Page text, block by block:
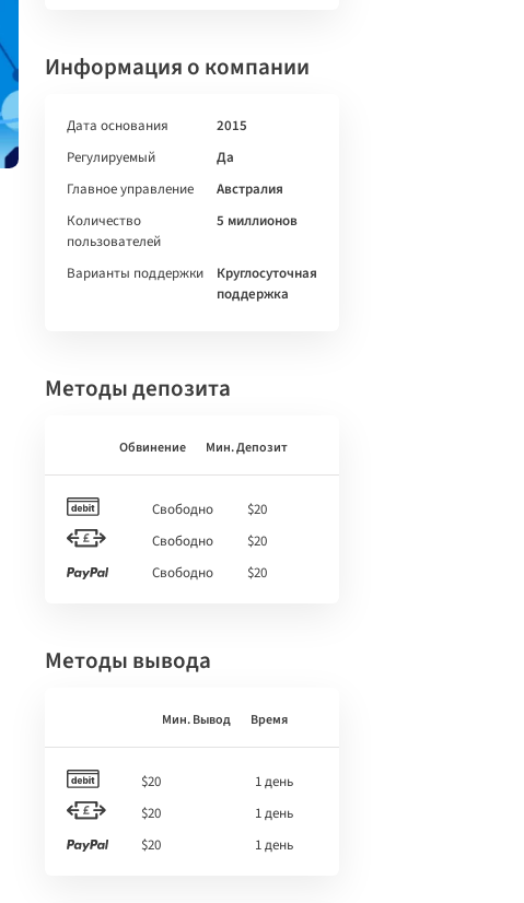
Информация о компании
Дата основания
2015
Регулируемый
Да
Главное управление
Австралия
Количество
пользователей
5 миллионов
Варианты поддержки
Круглосуточная
поддержка
Методы депозита
Обвинение Мин. Депозит
Свободно
$20
Свободно
$20
Свободно
$20
Методы вывода
Мин. Вывод Время
$20
1 день
$20
1 день
$20
1 день